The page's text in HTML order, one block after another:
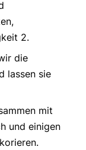
2.
die
lassen sie
mit
und einigen